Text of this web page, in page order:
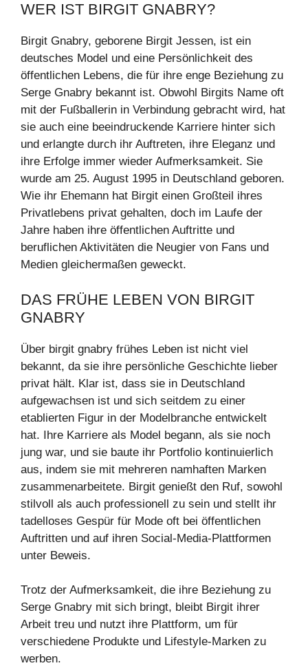
WER IST BIRGIT GNABRY?
Birgit Gnabry, geborene Birgit Jessen, ist ein
deutsches Model und eine Persönlichkeit des
öffentlichen Lebens, die für ihre enge Beziehung zu
Serge Gnabry bekannt ist. Obwohl Birgits Name oft
mit der Fußballerin in Verbindung gebracht wird, hat
sie auch eine beeindruckende Karriere hinter sich
und erlangte durch ihr Auftreten, ihre Eleganz und
ihre Erfolge immer wieder Aufmerksamkeit. Sie
wurde am 25. August 1995 in Deutschland geboren.
Wie ihr Ehemann hat Birgit einen Großteil ihres
Privatlebens privat gehalten, doch im Laufe der
Jahre haben ihre öffentlichen Auftritte und
beruflichen Aktivitäten die Neugier von Fans und
Medien gleichermaßen geweckt.
DAS FRÜHE LEBEN VON BIRGIT
GNABRY
Über birgit gnabry frühes Leben ist nicht viel
bekannt, da sie ihre persönliche Geschichte lieber
privat hält. Klar ist, dass sie in Deutschland
aufgewachsen ist und sich seitdem zu einer
etablierten Figur in der Modelbranche entwickelt
hat. Ihre Karriere als Model begann, als sie noch
jung war, und sie baute ihr Portfolio kontinuierlich
aus, indem sie mit mehreren namhaften Marken
zusammenarbeitete. Birgit genießt den Ruf, sowohl
stilvoll als auch professionell zu sein und stellt ihr
tadelloses Gespür für Mode oft bei öffentlichen
Auftritten und auf ihren Social-Media-Plattformen
unter Beweis.
Trotz der Aufmerksamkeit, die ihre Beziehung zu
Serge Gnabry mit sich bringt, bleibt Birgit ihrer
Arbeit treu und nutzt ihre Plattform, um für
verschiedene Produkte und Lifestyle-Marken zu
werben.